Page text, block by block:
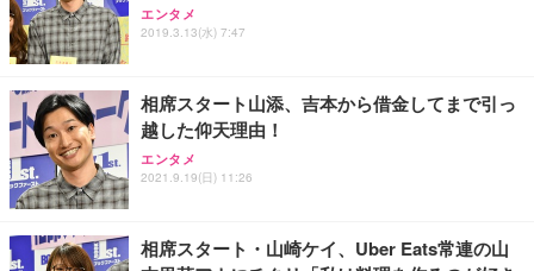
ワーク チェア 強化バックレスト 30度ロッキング機
能 人間工学 椅子 腰サポート 90度跳ね上げ式アーム
務用 おしゃれ パソコンチェア (ブラック)
Sezlife オフィスチェア デスクチェア 疲れない テレ
ワーク チェア 強化バックレスト 30度ロッキング機
能 人間工学 椅子 腰サポート 90度跳ね上げ式アーム
務用 おしゃれ パソコンチェア (ホワイト)
【純正品】27"ゲーミングモニター DualSense 充電
フック付き（CFI-ZDM1J）
【整備済み品】Dell E2724HS 27インチ 液晶モニタ
ー フルHD（1920×1080）VA 非光沢 HDMI/DisplayP
ort/VGA スピーカー内蔵 高さ調整 スイベル VESA対
ネオ・ルーライフ ネオ・オムツ L 中型犬用 26枚入
り 単品
Smart Basic(スマートベーシック) 【Amazon.co.jp
限定】 Smart Basic アイリスオーヤマ ペットシーツ
超厚型 お徳用 ワイド 100枚入 (x 1) (ケース販売)
エンタメ
2019.3.13(水) 7:47
相席スタート山添、吉本から借金してまで引っ
越した仰天理由！
エンタメ
2021.9.19(日) 11:26
相席スタート・山崎ケイ、Uber Eats常連の山